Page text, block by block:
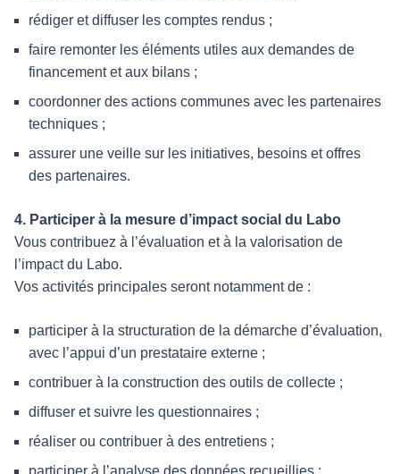
rédiger et diffuser les comptes rendus ;
faire remonter les éléments utiles aux demandes de
financement et aux bilans ;
coordonner des actions communes avec les partenaires
techniques ;
assurer une veille sur les initiatives, besoins et offres
des partenaires.
4. Participer à la mesure d’impact social du Labo
Vous contribuez à l’évaluation et à la valorisation de
l’impact du Labo.
Vos activités principales seront notamment de :
participer à la structuration de la démarche d’évaluation,
avec l’appui d’un prestataire externe ;
contribuer à la construction des outils de collecte ;
diffuser et suivre les questionnaires ;
réaliser ou contribuer à des entretiens ;